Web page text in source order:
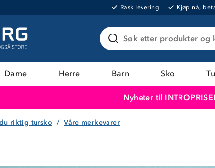
Rask levering Kjøp nå,
Søk etter produkter og
Dame Herre Barn Sko
Nyheter til
riktig tursko Våre merkevarer